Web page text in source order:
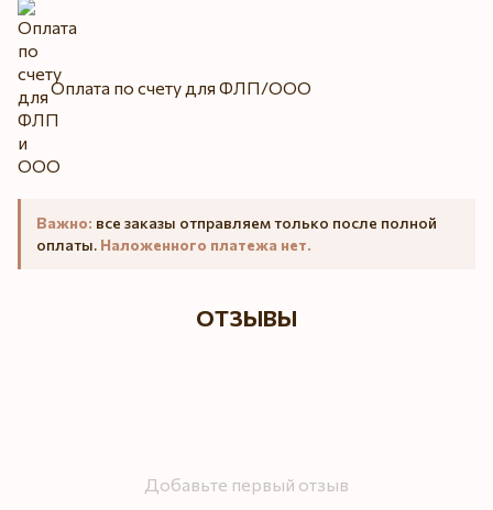
Оплата по счету для ФЛП/ООО
Важно: все заказы отправляем только после полной
оплаты. Наложенного платежа нет.
ОТЗЫВЫ
Добавьте первый отзыв